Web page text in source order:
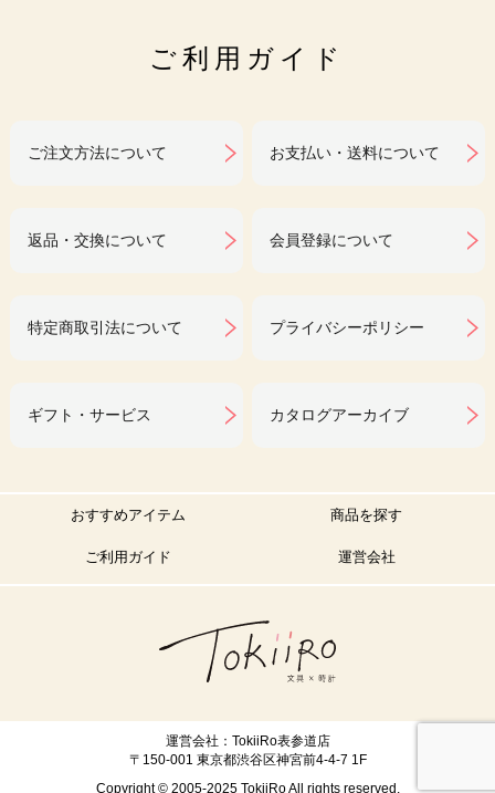
ご利用ガイド
ご注文方法について お支払い・送料について
返品・交換について 会員登録について
特定商取引法について プライバシーポリシー
ギフト・サービス カタログアーカイブ
おすすめアイテム 商品を探す
ご利用ガイド 運営会社
運営会社：TokiiRo表参道店
〒150-001 東京都渋谷区神宮前4-4-7 1F
Copyright © 2005-2025 TokiiRo All rights reserved.